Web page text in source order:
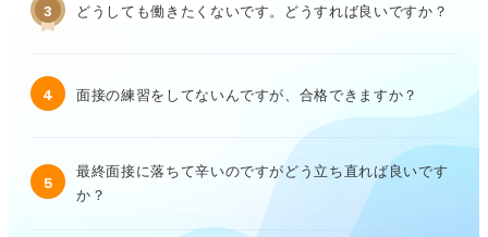
3 どうしても働きたくないです。どうすれば良いですか？
4 面接の練習をしてないんですが、合格できますか？
5
最終面接に落ちて辛いのですがどう立ち直れば良いです
か？